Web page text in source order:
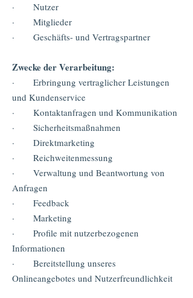
· Nutzer
· Mitglieder
· Geschäfts- und Vertragspartner
Zwecke der Verarbeitung:
· Erbringung vertraglicher Leistungen
und Kundenservice
· Kontaktanfragen und Kommunikation
· Sicherheitsmaßnahmen
· Direktmarketing
· Reichweitenmessung
· Verwaltung und Beantwortung von
Anfragen
· Feedback
· Marketing
· Profile mit nutzerbezogenen
Informationen
· Bereitstellung unseres
Onlineangebotes und Nutzerfreundlichkeit